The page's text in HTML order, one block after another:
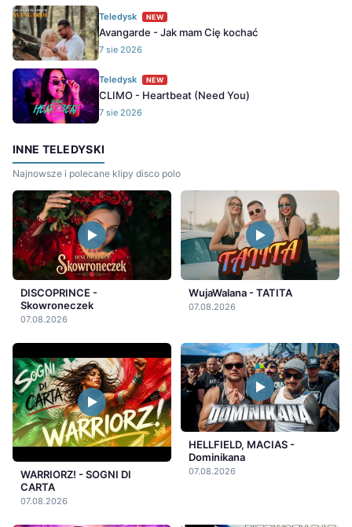
Teledysk NEW
Avangarde - Jak mam Cię kochać
7 sie 2026
Teledysk NEW
CLIMO - Heartbeat (Need You)
7 sie 2026
INNE TELEDYSKI
Najnowsze i polecane klipy disco polo
DISCOPRINCE -
Skowroneczek
07.08.2026
WujaWalana - TATITA
07.08.2026
WARRIORZ! - SOGNI DI
CARTA
07.08.2026
HELLFIELD, MACIAS -
Dominikana
07.08.2026